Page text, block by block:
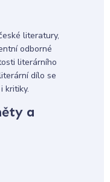
literatury,
odborné
literárního
dílo se
kritiky.
a